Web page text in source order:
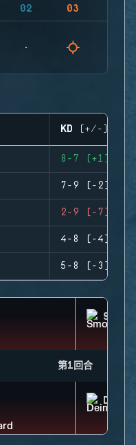
02 03
KD (+/-)
8-7 (+1)
7-9 (-2)
2-9 (-7)
4-8 (-4)
5-8 (-3)
SMOKE
第1回合